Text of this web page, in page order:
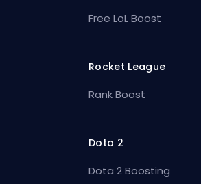
Free LoL Boost
Rocket League
Rank Boost
Dota 2
Dota 2 Boosting